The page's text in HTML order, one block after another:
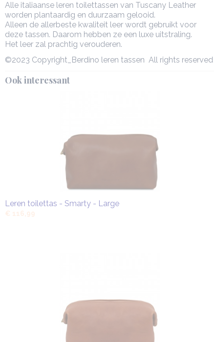
Alle italiaanse leren toilettassen van Tuscany Leather
worden plantaardig en duurzaam gelooid.
Alleen de allerbeste kwaliteit leer wordt gebruikt voor
deze tassen. Daarom hebben ze een luxe uitstraling.
Het leer zal prachtig verouderen.
©2023 Copyright_Berdino leren tassen All rights reserved
Ook interessant
Leren toilettas - Smarty - Large
€ 116,99